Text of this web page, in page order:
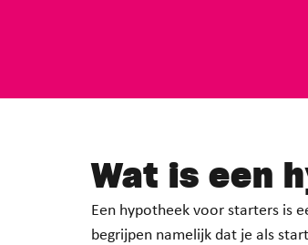
Wat is een
Een hypotheek voor starters is
begrijpen namelijk dat je als